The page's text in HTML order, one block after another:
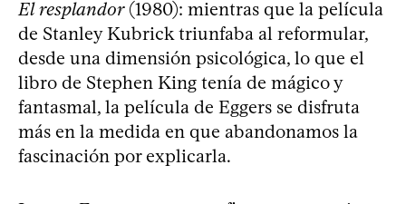
El resplandor(1980): mientras que la película
de Stanley Kubrick triunfaba al reformular,
desde una dimensión psicológica, lo que el
libro de Stephen King tenía de mágico y
fantasmal, la película de Eggers se disfruta
más en la medida en que abandonamos la
fascinación por explicarla.